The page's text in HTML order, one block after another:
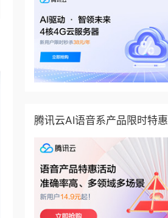
腾讯云AI语音系产品限时特惠